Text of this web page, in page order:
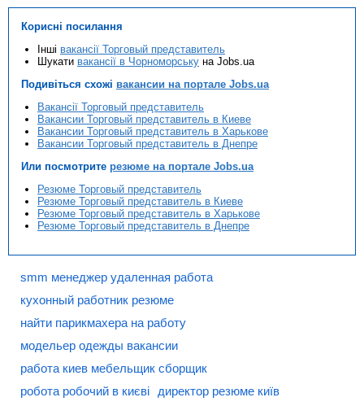
Корисні посилання
Інші вакансії Торговый представитель
Шукати вакансії в Чорноморську на Jobs.ua
Подивіться схожі вакансии на портале Jobs.ua
Вакансії Торговый представитель
Вакансии Торговый представитель в Киеве
Вакансии Торговый представитель в Харькове
Вакансии Торговый представитель в Днепре
Или посмотрите резюме на портале Jobs.ua
Резюме Торговый представитель
Резюме Торговый представитель в Киеве
Резюме Торговый представитель в Харькове
Резюме Торговый представитель в Днепре
smm менеджер удаленная работа
кухонный работник резюме
найти парикмахера на работу
модельер одежды вакансии
работа киев мебельщик сборщик
робота робочий в києві директор резюме київ